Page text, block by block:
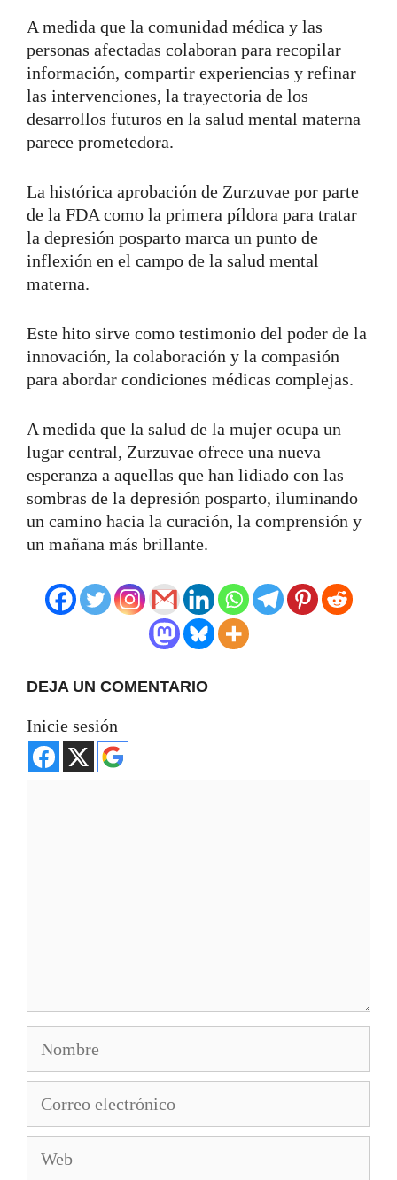
A medida que la comunidad médica y las
personas afectadas colaboran para recopilar
información, compartir experiencias y refinar
las intervenciones, la trayectoria de los
desarrollos futuros en la salud mental materna
parece prometedora.
La histórica aprobación de Zurzuvae por parte
de la FDA como la primera píldora para tratar
la depresión posparto marca un punto de
inflexión en el campo de la salud mental
materna.
Este hito sirve como testimonio del poder de la
innovación, la colaboración y la compasión
para abordar condiciones médicas complejas.
A medida que la salud de la mujer ocupa un
lugar central, Zurzuvae ofrece una nueva
esperanza a aquellas que han lidiado con las
sombras de la depresión posparto, iluminando
un camino hacia la curación, la comprensión y
un mañana más brillante.
DEJA UN COMENTARIO
Inicie sesión
electrónico